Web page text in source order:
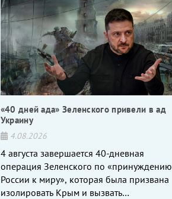
«40 дней ада» Зеленского привели в ад
Украину
4.08.2026
4 августа завершается 40-дневная
операция Зеленского по «принуждению
России к миру», которая была призвана
изолировать Крым и вызвать